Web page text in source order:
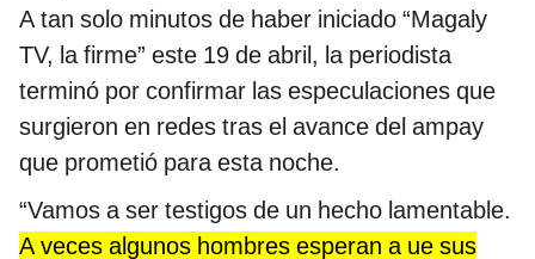
A tan solo minutos de haber iniciado “Magaly
TV, la firme” este 19 de abril, la periodista
terminó por confirmar las especulaciones que
surgieron en redes tras el avance del ampay
que prometió para esta noche.
“Vamos a ser testigos de un hecho lamentable.
A veces algunos hombres esperan a ue sus